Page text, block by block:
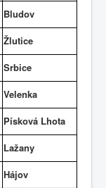
Bludov
Žlutice
Srbice
Velenka
Písková Lhota
Lažany
Hájov